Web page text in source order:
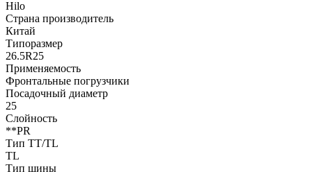
Hilo
Страна производитель
Китай
Типоразмер
26.5R25
Применяемость
Фронтальные погрузчики
Посадочный диаметр
25
Слойность
**PR
Тип TT/TL
TL
Тип шины